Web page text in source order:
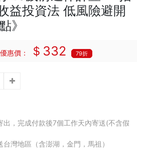
益投資法 低風險避開
》
優惠價： ＄332 79折
出，完成付款後7個工作天內寄送(不含假
灣地區（含澎湖，金門，馬祖）